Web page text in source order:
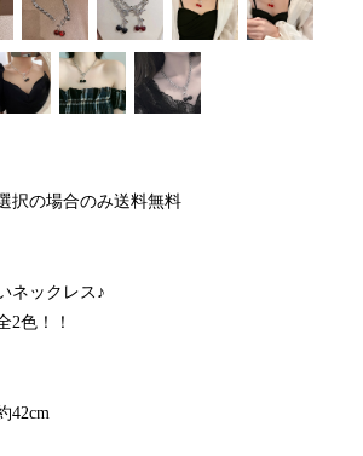
択の場合のみ送料無料
ネックレス♪
2色！！
42cm